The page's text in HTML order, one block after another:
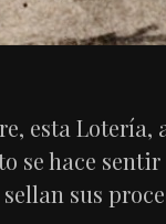
esta
se hace
sus